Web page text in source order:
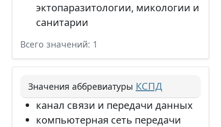
эктопаразитологии, микологии и
санитарии
Всего значений: 1
Значения аббревиатуры КСПД
канал связи и передачи данных
компьютерная сеть передачи